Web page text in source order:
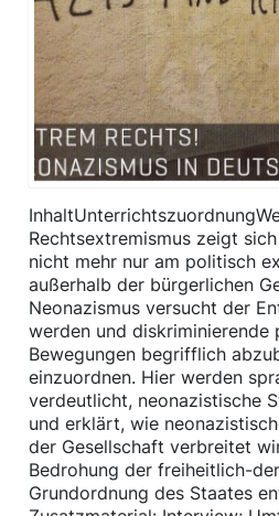
Rechtsextremismus zeigt
nicht mehr nur am politisch
außerhalb der bürgerlichen
Neonazismus versucht der
werden und diskriminierende
Bewegungen begrifflich
einzuordnen. Hier werden
verdeutlicht, neonazistische
und erklärt, wie
der Gesellschaft verbreitet
Bedrohung der freiheitlich-
Grundordnung des Staates